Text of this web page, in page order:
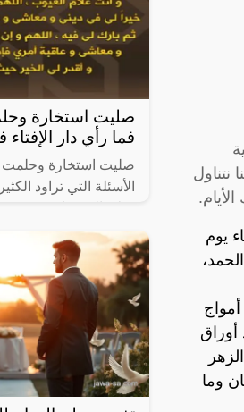
نتناول
يوم
أمواج
أوراق
وما
صليت استخارة
فما رأي دار
صليت استخارة
الأسئلة التي تراود
سبيل المثال، أو